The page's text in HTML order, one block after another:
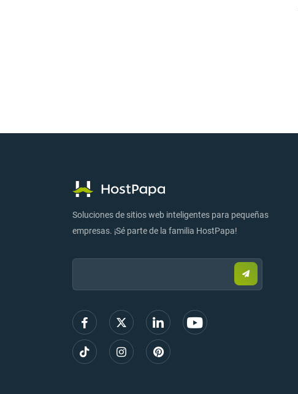
Soluciones de sitios web inteligentes para pequeñas
empresas. ¡Sé parte de la familia HostPapa!
Email:
Enviar
correo
para